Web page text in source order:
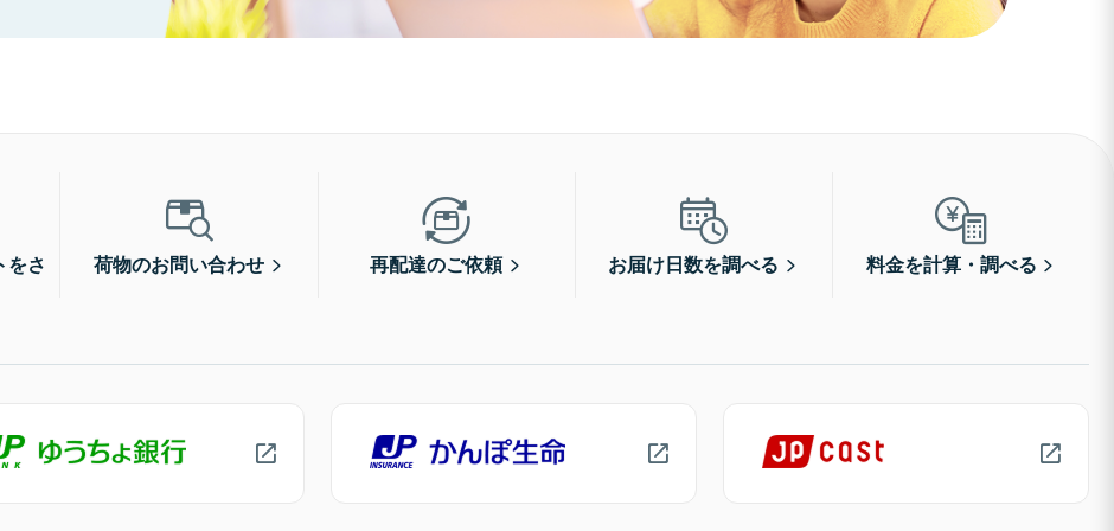
をさ
荷物のお問い合わせ 再配達のご依頼 お届け日数を調べる 料金を計算・調べる